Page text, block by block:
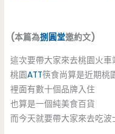
(本篇為捌圓堂邀約文)
這次要帶大家來去桃園火
桃園ATT筷食尚算是近期桃
裡面有數十個品牌入住
也算是一個純美食百貨
而今天就要帶大家來去吃波